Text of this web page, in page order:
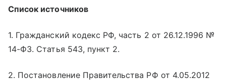
Список источников
1. Гражданский кодекс РФ, часть 2 от 26.12.1996 №
14-ФЗ. Статья 543, пункт 2.
2. Постановление Правительства РФ от 4.05.2012